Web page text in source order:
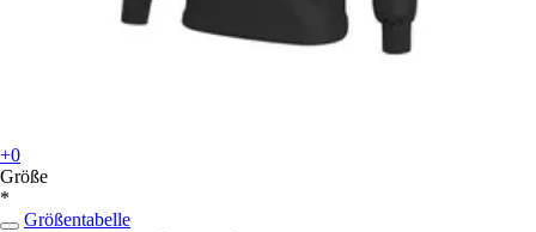
+0
Größe
*
Größentabelle